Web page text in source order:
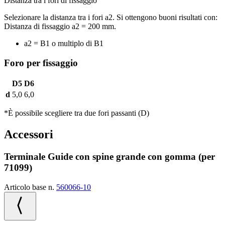
Selezionare la distanza tra i fori a2. Si ottengono buoni risultati con:
Distanza di fissaggio a2 = 200 mm.
a2 = B1 o multiplo di B1
Foro per fissaggio
D5 D6
d 5,0 6,0
*È possibile scegliere tra due fori passanti (D)
Accessori
Terminale Guide con spine grande con gomma (per
71099)
Articolo base n. 560066-10